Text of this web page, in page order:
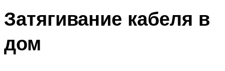
Затягивание кабеля в
дом